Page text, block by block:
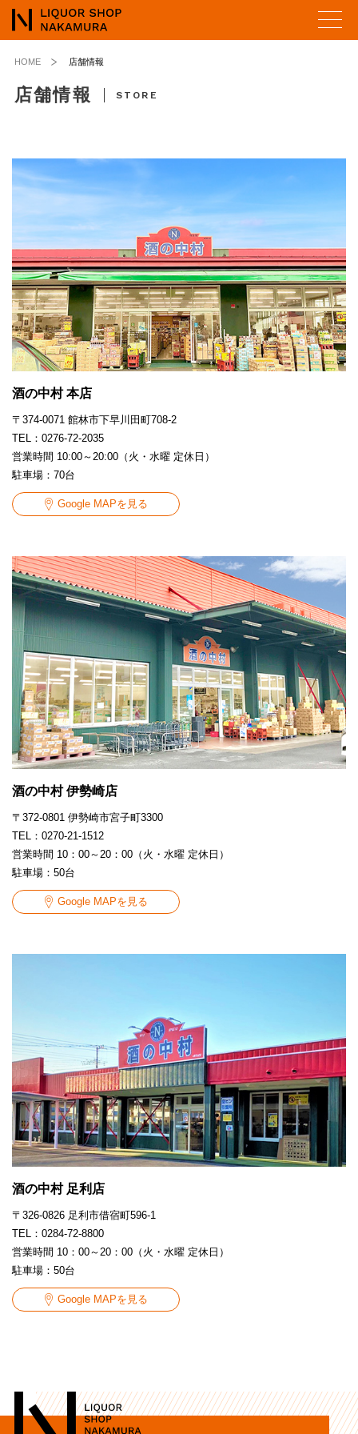
HOME 店舗情報
店舗情報 STORE
酒の中村 本店
〒374-0071 館林市下早川田町708-2
TEL：0276-72-2035
営業時間 10:00～20:00（火・水曜 定休日）
駐車場：70台
Google MAPを見る
酒の中村 伊勢崎店
〒372-0801 伊勢崎市宮子町3300
TEL：0270-21-1512
営業時間 10：00～20：00（火・水曜 定休日）
駐車場：50台
Google MAPを見る
酒の中村 足利店
〒326-0826 足利市借宿町596-1
TEL：0284-72-8800
営業時間 10：00～20：00（火・水曜 定休日）
駐車場：50台
Google MAPを見る